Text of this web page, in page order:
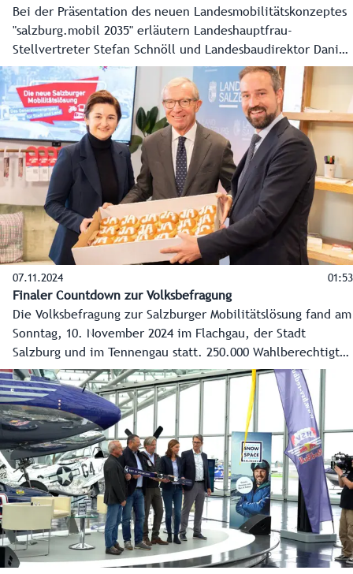
Bei der Präsentation des neuen Landesmobilitätskonzeptes
"salzburg.mobil 2035" erläutern Landeshauptfrau-
Stellvertreter Stefan Schnöll und Landesbaudirektor Daniel
Burtscher (Abteilung Infrastruktur und Verkehr) was bisher
erreicht wurde, wo die Ziele in der Mobilität für 2035
liegen und wie diese erreicht werden sollen.
07.11.2024 01:53
Finaler Countdown zur Volksbefragung
Die Volksbefragung zur Salzburger Mobilitätslösung fand am
Sonntag, 10. November 2024 im Flachgau, der Stadt
Salzburg und im Tennengau statt. 250.000 Wahlberechtigte
entschieden sich dabei für oder gegen die geplante
Verkehrslösung für den Salzburger Zentralraum. Die
Spitzen der Landesregierung appellierten am Tag der
Abstimmung noch einmal dafür, „Ja“ zu diesem
„alternativlosen“ Jahrhundertprojekt zu sagen.